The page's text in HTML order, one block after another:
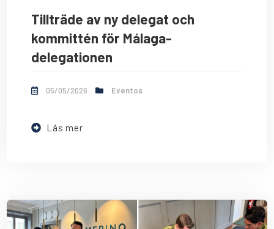
Tillträde av ny delegat och
kommittén för Málaga-
delegationen
05/05/2026 Eventos
Läs mer